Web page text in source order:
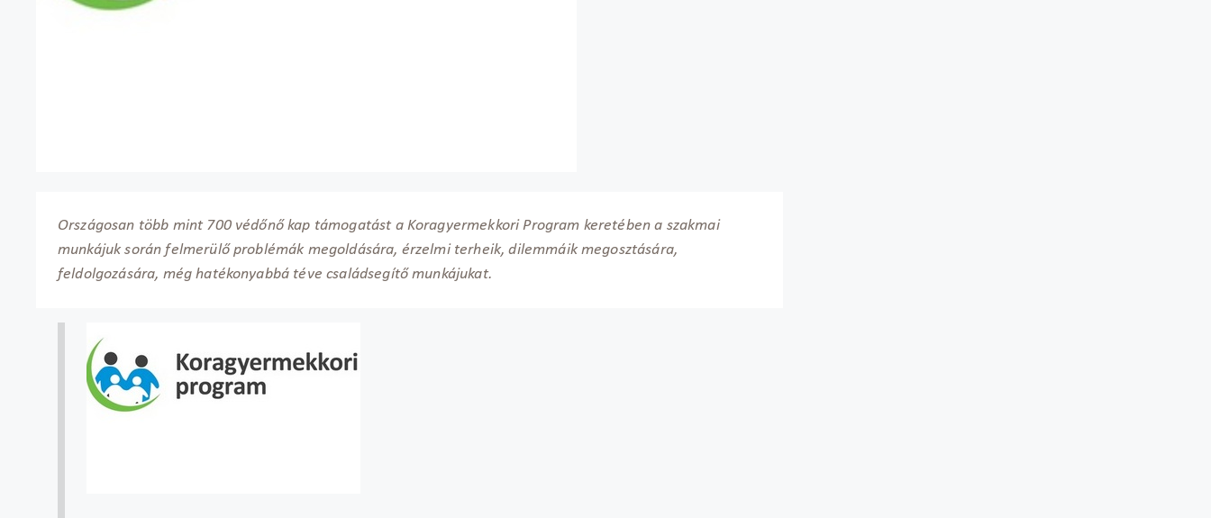
Országosan több mint 700 védőnő kap támogatást a Koragyermekkori Program keretében a szakmai
munkájuk során felmerülő problémák megoldására, érzelmi terheik, dilemmáik megosztására,
feldolgozására, még hatékonyabbá téve családsegítő munkájukat.